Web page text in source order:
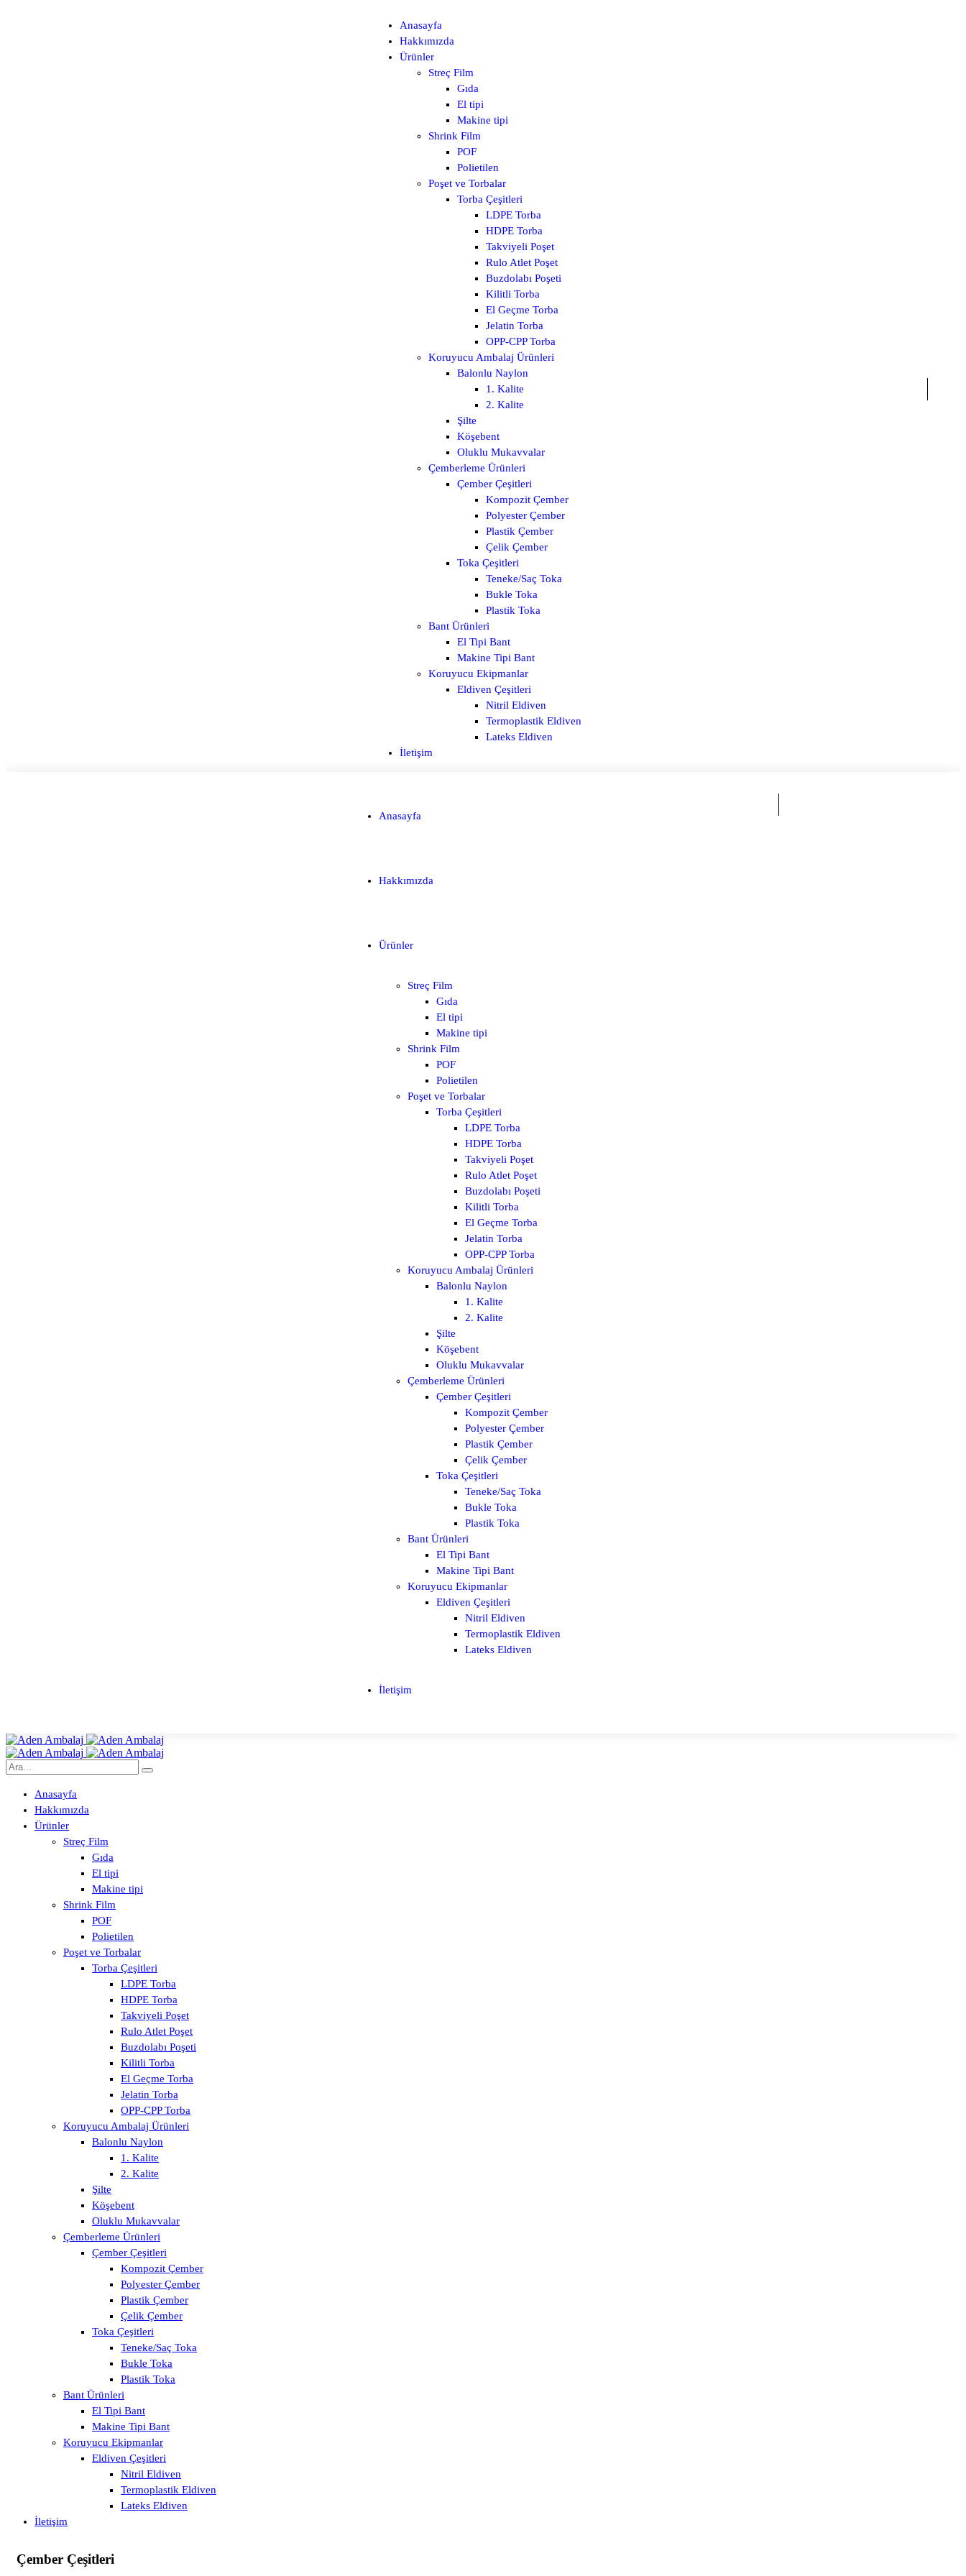
Anasayfa
Hakkımızda
Ürünler
Streç Film
Gıda
El tipi
Makine tipi
Shrink Film
POF
Polietilen
Poşet ve Torbalar
Torba Çeşitleri
LDPE Torba
HDPE Torba
Takviyeli Poşet
Rulo Atlet Poşet
Buzdolabı Poşeti
Kilitli Torba
El Geçme Torba
Jelatin Torba
OPP-CPP Torba
Koruyucu Ambalaj Ürünleri
Balonlu Naylon
1. Kalite
2. Kalite
Şilte
Köşebent
Oluklu Mukavvalar
Çemberleme Ürünleri
Çember Çeşitleri
Kompozit Çember
Polyester Çember
Plastik Çember
Çelik Çember
Toka Çeşitleri
Teneke/Saç Toka
Bukle Toka
Plastik Toka
Bant Ürünleri
El Tipi Bant
Makine Tipi Bant
Koruyucu Ekipmanlar
Eldiven Çeşitleri
Nitril Eldiven
Termoplastik Eldiven
Lateks Eldiven
İletişim
Anasayfa
Hakkımızda
Ürünler
Streç Film
Gıda
El tipi
Makine tipi
Shrink Film
POF
Polietilen
Poşet ve Torbalar
Torba Çeşitleri
LDPE Torba
HDPE Torba
Takviyeli Poşet
Rulo Atlet Poşet
Buzdolabı Poşeti
Kilitli Torba
El Geçme Torba
Jelatin Torba
OPP-CPP Torba
Koruyucu Ambalaj Ürünleri
Balonlu Naylon
1. Kalite
2. Kalite
Şilte
Köşebent
Oluklu Mukavvalar
Çemberleme Ürünleri
Çember Çeşitleri
Kompozit Çember
Polyester Çember
Plastik Çember
Çelik Çember
Toka Çeşitleri
Teneke/Saç Toka
Bukle Toka
Plastik Toka
Bant Ürünleri
El Tipi Bant
Makine Tipi Bant
Koruyucu Ekipmanlar
Eldiven Çeşitleri
Nitril Eldiven
Termoplastik Eldiven
Lateks Eldiven
İletişim
Anasayfa
Hakkımızda
Ürünler
Streç Film
Gıda
El tipi
Makine tipi
Shrink Film
POF
Polietilen
Poşet ve Torbalar
Torba Çeşitleri
LDPE Torba
HDPE Torba
Takviyeli Poşet
Rulo Atlet Poşet
Buzdolabı Poşeti
Kilitli Torba
El Geçme Torba
Jelatin Torba
OPP-CPP Torba
Koruyucu Ambalaj Ürünleri
Balonlu Naylon
1. Kalite
2. Kalite
Şilte
Köşebent
Oluklu Mukavvalar
Çemberleme Ürünleri
Çember Çeşitleri
Kompozit Çember
Polyester Çember
Plastik Çember
Çelik Çember
Toka Çeşitleri
Teneke/Saç Toka
Bukle Toka
Plastik Toka
Bant Ürünleri
El Tipi Bant
Makine Tipi Bant
Koruyucu Ekipmanlar
Eldiven Çeşitleri
Nitril Eldiven
Termoplastik Eldiven
Lateks Eldiven
İletişim
Çember Çeşitleri